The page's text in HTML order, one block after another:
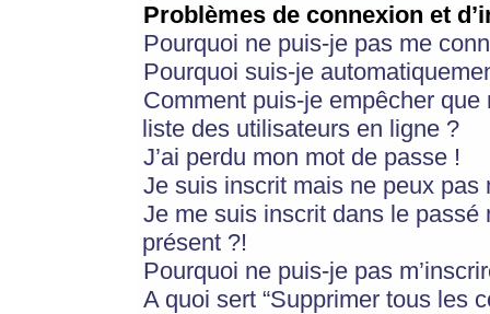
Problèmes de connexion et
Pourquoi ne puis-je pas me
Pourquoi suis-je
Comment puis-je empêcher
liste des utilisateurs en ligne ?
J’ai perdu mon mot de passe !
Je suis inscrit mais ne peux pas
Je me suis inscrit dans le
présent ?!
Pourquoi ne puis-je pas
A quoi sert “Supprimer tous les